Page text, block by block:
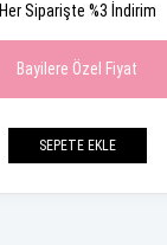
Her Siparişte %3 İndirim
Bayilere Özel Fiyat
SEPETE EKLE